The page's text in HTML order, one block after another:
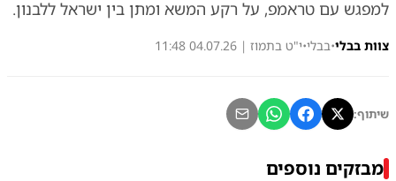
למפגש עם טראמפ, על רקע המשא ומתן בין ישראל ללבנון.
צוות בבלי•בבלי•י"ט בתמוז | 04.07.26 11:48
שיתוף:
מבזקים נוספים